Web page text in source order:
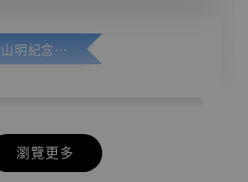
加購優惠【悟空 鳥山明紀念款 [奇蹟工作室]】
瀏覽更多